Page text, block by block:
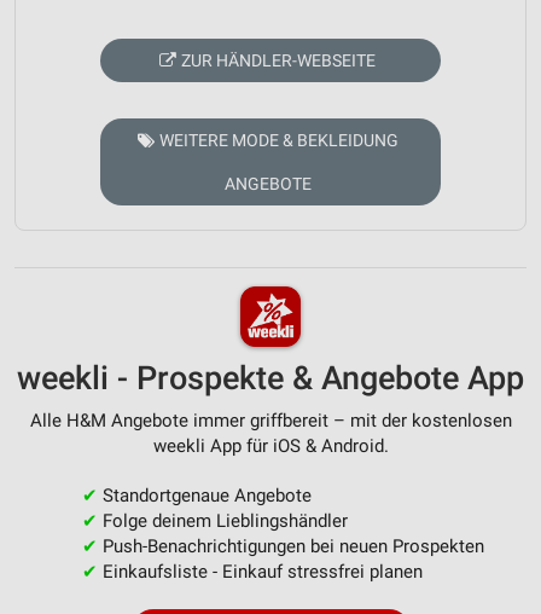
ZUR HÄNDLER-WEBSEITE
WEITERE MODE & BEKLEIDUNG
ANGEBOTE
weekli - Prospekte & Angebote App
Alle H&M Angebote immer griffbereit – mit der kostenlosen
weekli App für iOS & Android.
✔ Standortgenaue Angebote
✔ Folge deinem Lieblingshändler
✔ Push-Benachrichtigungen bei neuen Prospekten
✔ Einkaufsliste - Einkauf stressfrei planen